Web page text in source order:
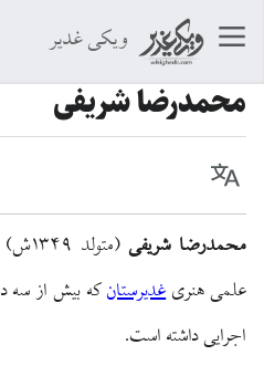
ویکی غدیر
محمدرضا شریفی
زبان
محمدرضا شریفی
علمی هنریغدیرستانکه بیش از سه
اجرایی داشته است.